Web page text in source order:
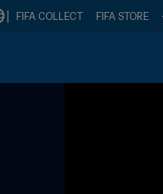
FIFA STORE
FIFA COLLECT